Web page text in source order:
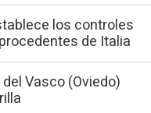
los controles
de Italia
Vasco (Oviedo)